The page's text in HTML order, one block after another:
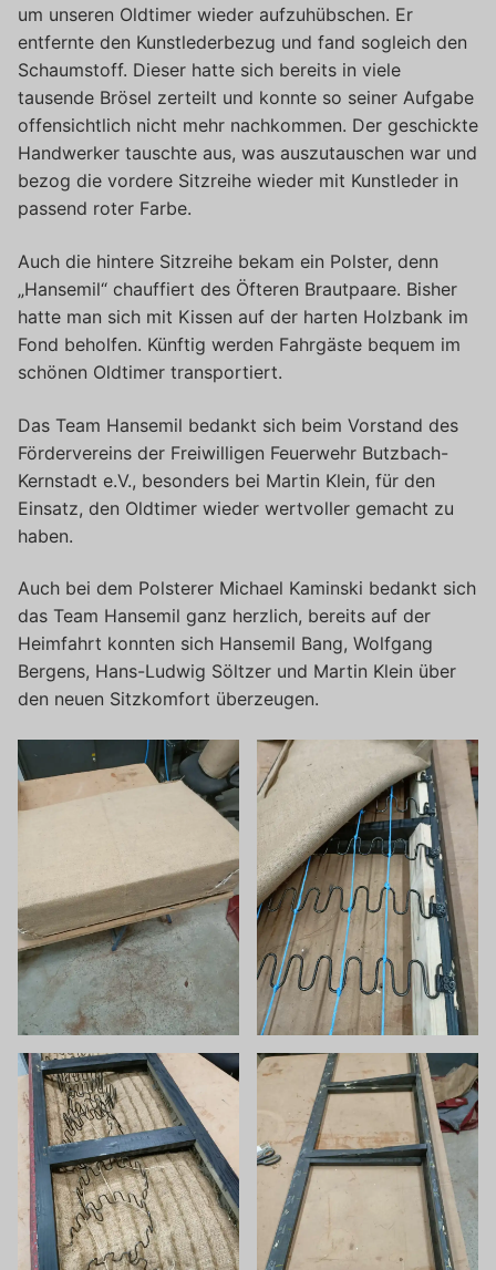
um unseren Oldtimer wieder aufzuhübschen. Er
entfernte den Kunstlederbezug und fand sogleich den
Schaumstoff. Dieser hatte sich bereits in viele
tausende Brösel zerteilt und konnte so seiner Aufgabe
offensichtlich nicht mehr nachkommen. Der geschickte
Handwerker tauschte aus, was auszutauschen war und
bezog die vordere Sitzreihe wieder mit Kunstleder in
passend roter Farbe.
Auch die hintere Sitzreihe bekam ein Polster, denn
„Hansemil“ chauffiert des Öfteren Brautpaare. Bisher
hatte man sich mit Kissen auf der harten Holzbank im
Fond beholfen. Künftig werden Fahrgäste bequem im
schönen Oldtimer transportiert.
Das Team Hansemil bedankt sich beim Vorstand des
Fördervereins der Freiwilligen Feuerwehr Butzbach-
Kernstadt e.V., besonders bei Martin Klein, für den
Einsatz, den Oldtimer wieder wertvoller gemacht zu
haben.
Auch bei dem Polsterer Michael Kaminski bedankt sich
das Team Hansemil ganz herzlich, bereits auf der
Heimfahrt konnten sich Hansemil Bang, Wolfgang
Bergens, Hans-Ludwig Söltzer und Martin Klein über
den neuen Sitzkomfort überzeugen.